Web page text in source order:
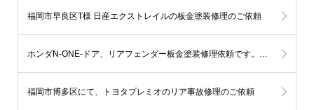
福岡市早良区T様 日産エクストレイルの板金塗装修理のご依頼
ホンダN-ONE-ドア、リアフェンダー板金塗装修理依頼です。佐賀県神埼市S様
福岡市博多区にて、トヨタプレミオのリア事故修理のご依頼